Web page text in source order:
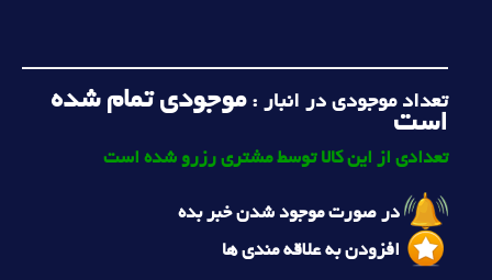
تعداد موجودی در انبار :موجودی تمام شده
است
تعدادی از این کالا توسط مشتری رزرو شده است
در صورت موجود شدن خبر بده
افزودن به علاقه مندی ها